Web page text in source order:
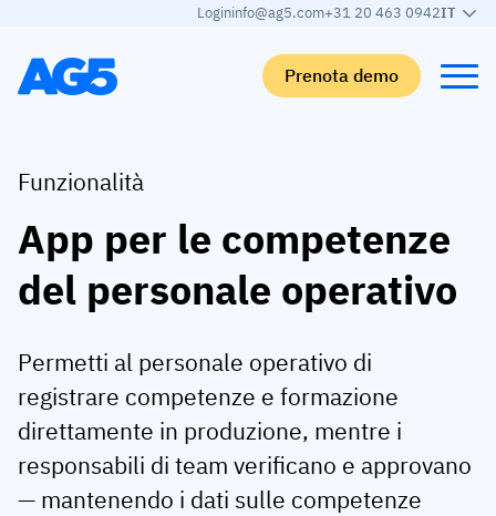
Logininfo@ag5.com+31 20 463 0942IT
Prenota demo
Matrice delle competenze
Matrice delle competenze
Libreria delle competenze
Gestione delle competenze
Unione Competenze AI
Forza lavoro
Per settore
Settore automobilistico
Cibo e bevande
Logistica
Produzione medica
Vedi tutti i settori
Automobilistica
Adient
Rogers
Logistica
KLM Cargo
Base Logistics
Impara
AG5 Blog
White papers
Programma Partner
Webinars
Supporto
Funzionalità
App per le competenze
del personale operativo
Permetti al personale operativo di
registrare competenze e formazione
direttamente in produzione, mentre i
responsabili di team verificano e approvano
— mantenendo i dati sulle competenze